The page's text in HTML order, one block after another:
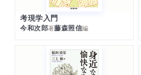
考現学入門
今和次郎著藤森照信編